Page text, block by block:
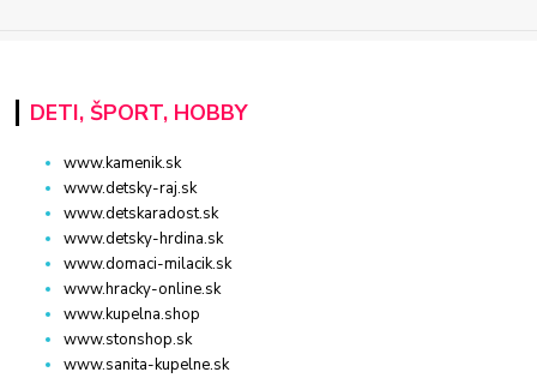
DETI, ŠPORT, HOBBY
www.kamenik.sk
www.detsky-raj.sk
www.detskaradost.sk
www.detsky-hrdina.sk
www.domaci-milacik.sk
www.hracky-online.sk
www.kupelna.shop
www.stonshop.sk
www.sanita-kupelne.sk